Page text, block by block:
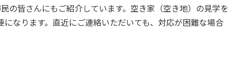
の皆さんにもご紹介しています。空き家（空き地）の見学を
なります。直近にご連絡いただいても、対応が困難な場合